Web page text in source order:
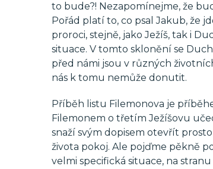
to bude?! Nezapomínejme, že
Pořád platí to, co psal Jakub, že
proroci, stejně, jako Ježíš, tak i
situace. V tomto sklonění se
před námi jsou v různých
nás k tomu nemůže donutit.
Příběh listu Filemonova je
Filemonem o třetím Ježíšovu
snaží svým dopisem otevřít
života pokoj. Ale pojďme pěkně
velmi specifická situace, na